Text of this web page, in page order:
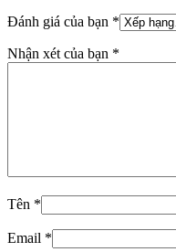
Đánh giá của bạn *
Nhận xét của bạn *
Tên *
Email *